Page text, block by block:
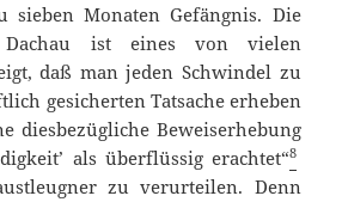
sieben Monaten Gefängnis. Die
Dachau ist eines von vielen
daß man jeden Schwindel zu
gesicherten Tatsache erheben
diesbezügliche Beweiserhebung
als überflüssig erachtet“8
zu verurteilen. Denn